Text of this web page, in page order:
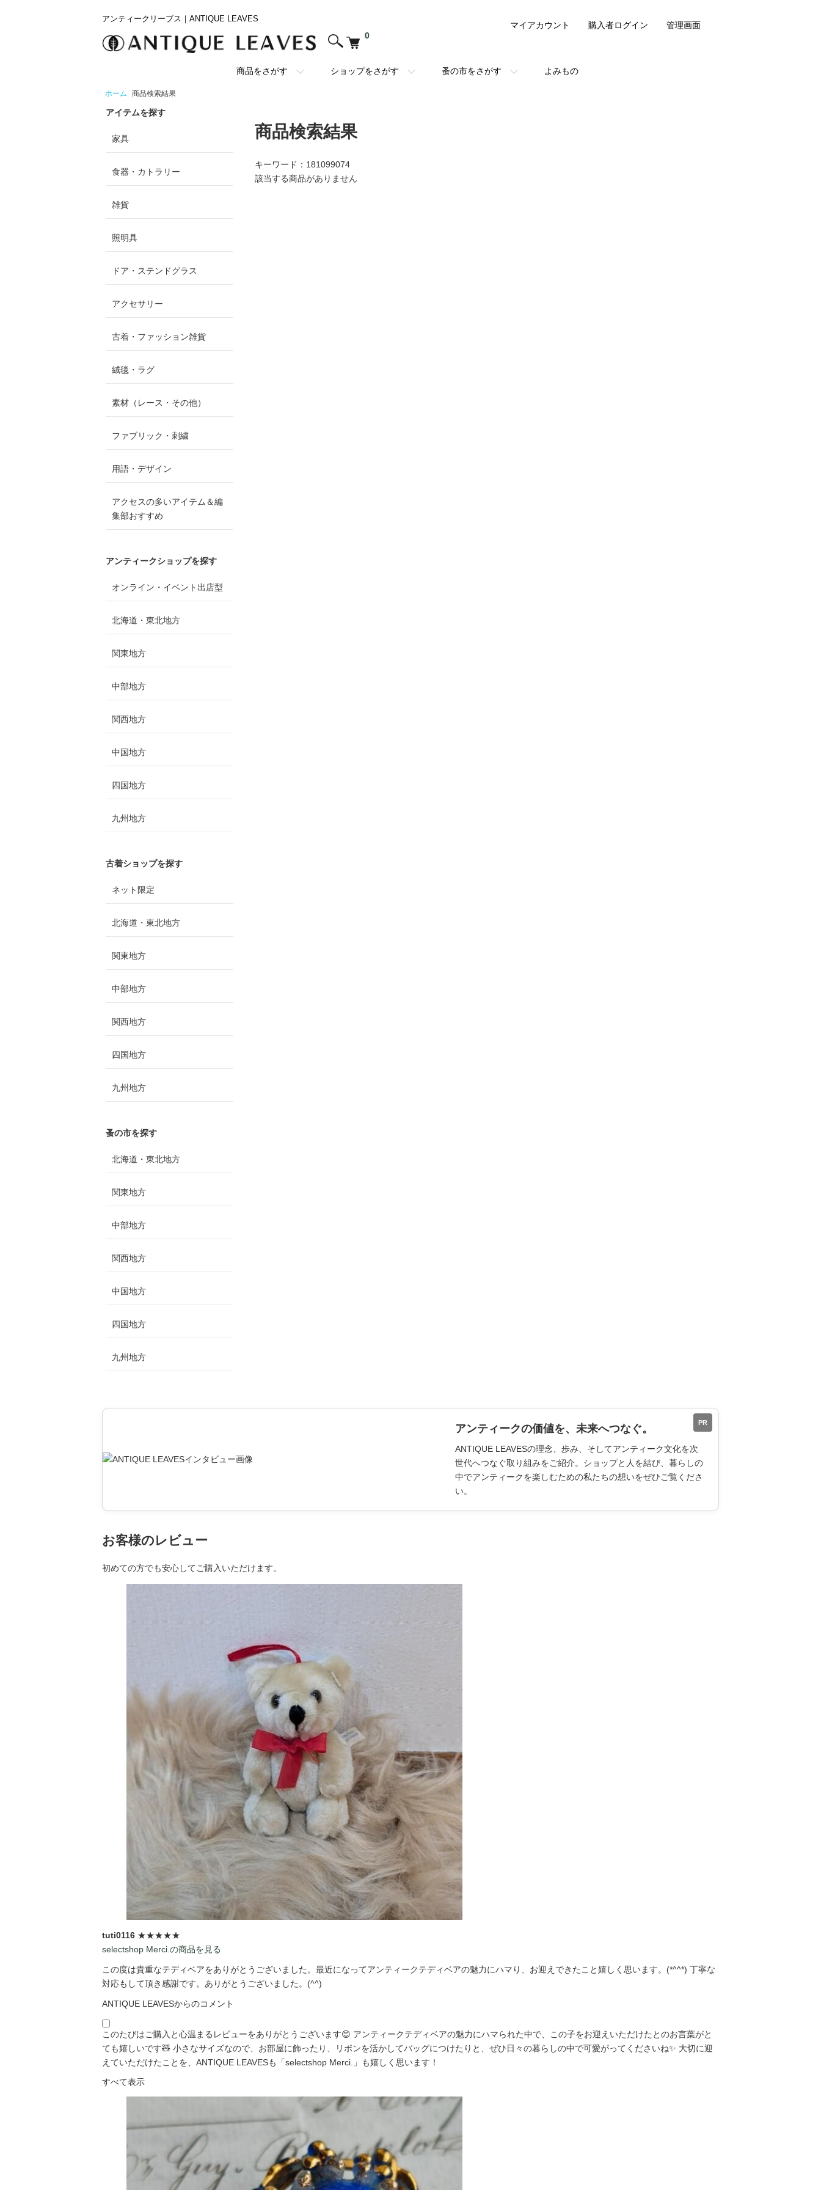
アンティークリーブス｜ANTIQUE LEAVES
0
商品をさがす ショップをさがす 蚤の市をさがす よみもの
マイアカウント 購入者ログイン 管理画面
ホーム 商品検索結果
商品検索結果
キーワード：181099074
該当する商品がありません
アイテムを探す
家具
食器・カトラリー
雑貨
照明具
ドア・ステンドグラス
アクセサリー
古着・ファッション雑貨
絨毯・ラグ
素材（レース・その他）
ファブリック・刺繍
用語・デザイン
アクセスの多いアイテム＆編
集部おすすめ
アンティークショップを探す
オンライン・イベント出店型
北海道・東北地方
関東地方
中部地方
関西地方
中国地方
四国地方
九州地方
古着ショップを探す
ネット限定
北海道・東北地方
関東地方
中部地方
関西地方
四国地方
九州地方
蚤の市を探す
北海道・東北地方
関東地方
中部地方
関西地方
中国地方
四国地方
九州地方
PR
アンティークの価値を、未来へつなぐ。
ANTIQUE LEAVESの理念、歩み、そしてアンティーク文化を次
世代へつなぐ取り組みをご紹介。ショップと人を結び、暮らしの
中でアンティークを楽しむための私たちの想いをぜひご覧くださ
い。
お客様のレビュー
初めての方でも安心してご購入いただけます。
tuti0116 ★★★★★
selectshop Merci.の商品を見る
この度は貴重なテディベアをありがとうございました。最近になってアンティークテディベアの魅力にハマり、お迎えできたこと嬉しく思います。(*^^*) 丁寧な
対応もして頂き感謝です。ありがとうございました。(^^)
ANTIQUE LEAVESからのコメント
このたびはご購入と心温まるレビューをありがとうございます😊 アンティークテディベアの魅力にハマられた中で、この子をお迎えいただけたとのお言葉がと
ても嬉しいです🧸 小さなサイズなので、お部屋に飾ったり、リボンを活かしてバッグにつけたりと、ぜひ日々の暮らしの中で可愛がってくださいね✨ 大切に迎
えていただけたことを、ANTIQUE LEAVESも「selectshop Merci.」も嬉しく思います！
すべて表示